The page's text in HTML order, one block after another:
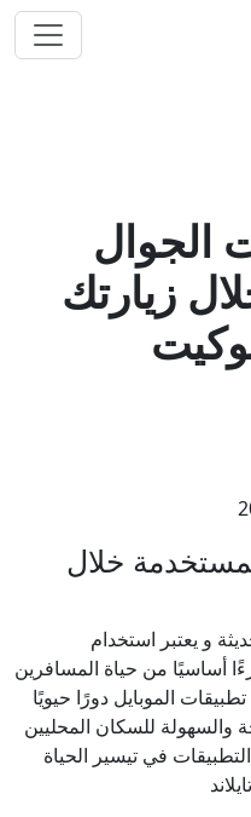
الجوال
زيارتك
خلال
و يعتبر استخدام
أساسيًا من حياة المسافرين
الموبايل دورًا حيويًا
والسهولة للسكان المحليين
في تيسير الحياة